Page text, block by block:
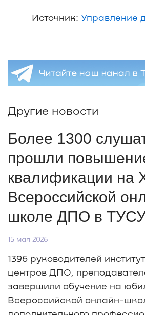
Источник: Управление
Другие новости
Более 1300
прошли
квалификации на
Всероссийской
школе ДПО в
15 мая 2026
1396 руководителей
центров ДПО,
завершили обучение на
Всероссийской онлайн-